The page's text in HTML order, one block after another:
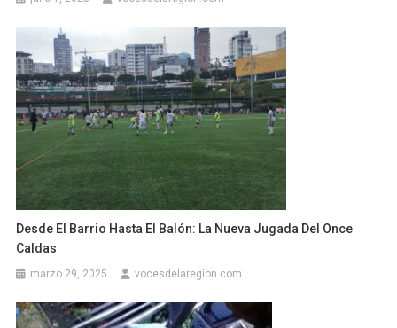
Desde El Barrio Hasta El Balón: La Nueva Jugada Del Once
Caldas
marzo 29, 2025 vocesdelaregion.com